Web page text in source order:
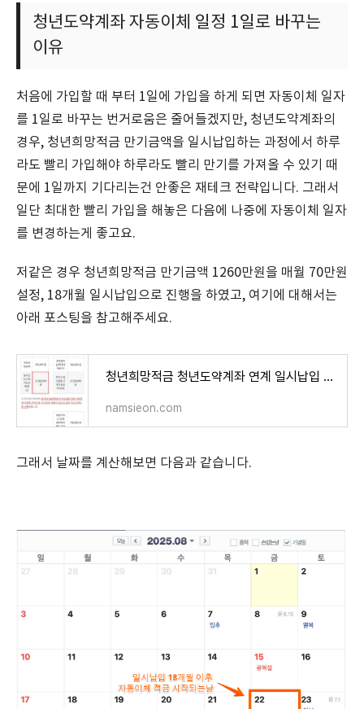
청년도약계좌 자동이체 일정 1일로 바꾸는
이유
처음에 가입할 때 부터 1일에 가입을 하게 되면 자동이체 일자
를 1일로 바꾸는 번거로움은 줄어들겠지만, 청년도약계좌의
경우, 청년희망적금 만기금액을 일시납입하는 과정에서 하루
라도 빨리 가입해야 하루라도 빨리 만기를 가져올 수 있기 때
문에 1일까지 기다리는건 안좋은 재테크 전략입니다. 그래서
일단 최대한 빨리 가입을 해놓은 다음에 나중에 자동이체 일자
를 변경하는게 좋고요.
저같은 경우 청년희망적금 만기금액 1260만원을 매월 70만원
설정, 18개월 일시납입으로 진행을 하였고, 여기에 대해서는
아래 포스팅을 참고해주세요.
청년희망적금 청년도약계좌 연계 일시납입 신청완료(후기)
namsieon.com
그래서 날짜를 계산해보면 다음과 같습니다.